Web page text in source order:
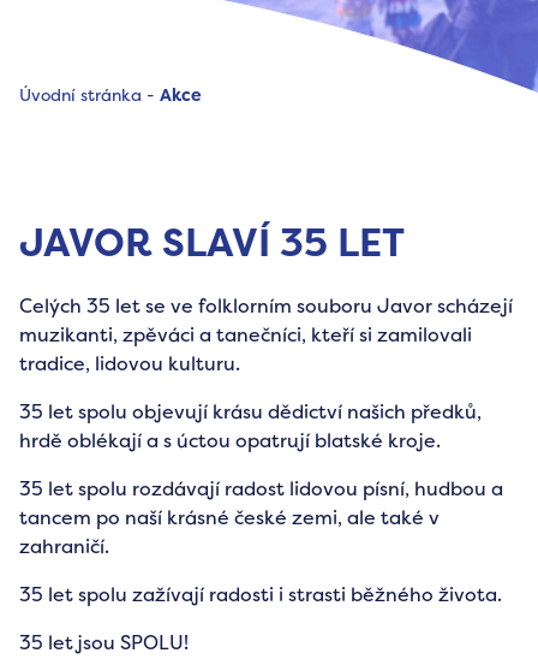
Úvodní stránka - Akce
JAVOR SLAVÍ 35 LET
Celých 35 let se ve folklorním souboru Javor scházejí
muzikanti, zpěváci a tanečníci, kteří si zamilovali
tradice, lidovou kulturu.
35 let spolu objevují krásu dědictví našich předků,
hrdě oblékají a s úctou opatrují blatské kroje.
35 let spolu rozdávají radost lidovou písní, hudbou a
tancem po naší krásné české zemi, ale také v
zahraničí.
35 let spolu zažívají radosti i strasti běžného života.
35 let jsou SPOLU!